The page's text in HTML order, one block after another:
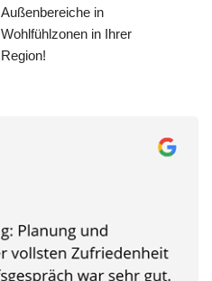
Außenbereiche in
Wohlfühlzonen in Ihrer
Region!